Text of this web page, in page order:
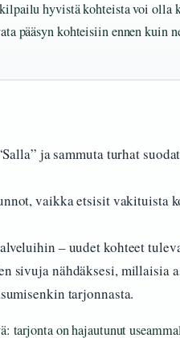
hyvistä kohteista voi olla
pääsyn kohteisiin ennen kuin
ja sammuta turhat
vaikka etsisit vakituista
– uudet kohteet
sivuja nähdäksesi, millaisia
tarjonnasta.
tarjonta on hajautunut